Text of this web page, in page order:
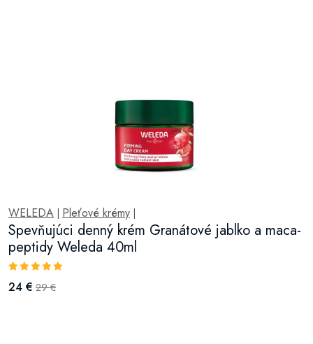
WELEDA | Pleťové krémy |
Spevňujúci denný krém Granátové jablko a maca-
peptidy Weleda 40ml
24 € 29 €